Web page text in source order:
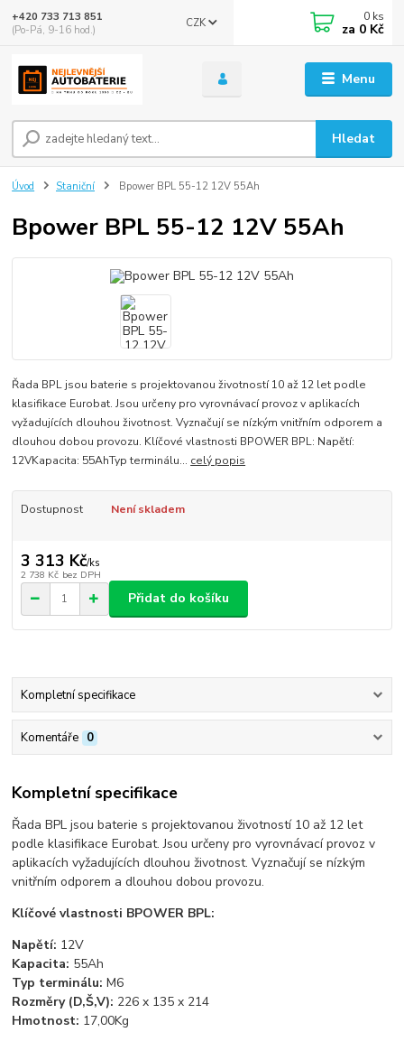
Menu
CZK
Hledat
+420 733 713 851
(Po-Pá, 9-16 hod.)
0 ks
za 0 Kč
Úvod Staniční Bpower BPL 55-12 12V 55Ah
Bpower BPL 55-12 12V 55Ah
Řada BPL jsou baterie s projektovanou životností 10 až 12 let podle
klasifikace Eurobat. Jsou určeny pro vyrovnávací provoz v aplikacích
vyžadujících dlouhou životnost. Vyznačují se nízkým vnitřním odporem a
dlouhou dobou provozu. Klíčové vlastnosti BPOWER BPL: Napětí:
12VKapacita: 55AhTyp terminálu... celý popis
Dostupnost Není skladem
3 313 Kč/ks
2 738 Kč bez DPH
Přidat do košíku
Kompletní specifikace
Komentáře 0
Kompletní specifikace
Řada BPL jsou baterie s projektovanou životností 10 až 12 let
podle klasifikace Eurobat. Jsou určeny pro vyrovnávací provoz v
aplikacích vyžadujících dlouhou životnost. Vyznačují se nízkým
vnitřním odporem a dlouhou dobou provozu.
Klíčové vlastnosti BPOWER BPL:
Napětí: 12V
Kapacita: 55Ah
Typ terminálu: M6
Rozměry (D,Š,V): 226 x 135 x 214
Hmotnost: 17,00Kg